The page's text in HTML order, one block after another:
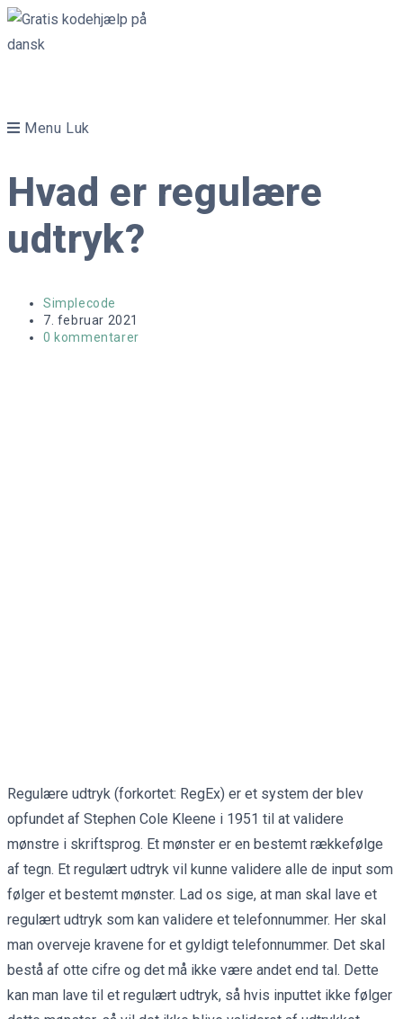
Skip
to
Menu Luk
Hvad er regulære
udtryk?
Post
author:
Simplecode
Post
published:
7. februar 2021
Post
0 kommentarer
Regulære udtryk (forkortet: RegEx) er et system der blev
opfundet af Stephen Cole Kleene i 1951 til at validere
mønstre i skriftsprog. Et mønster er en bestemt rækkefølge
af tegn. Et regulært udtryk vil kunne validere alle de input som
følger et bestemt mønster. Lad os sige, at man skal lave et
regulært udtryk som kan validere et telefonnummer. Her skal
man overveje kravene for et gyldigt telefonnummer. Det skal
bestå af otte cifre og det må ikke være andet end tal. Dette
kan man lave til et regulært udtryk, så hvis inputtet ikke følger